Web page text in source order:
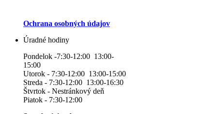
Ochrana osobných údajov
Úradné hodiny
Pondelok -7:30-12:00 13:00-
15:00
Utorok - 7:30-12:00 13:00-15:00
Streda - 7:30-12:00 13:00-16:30
Štvrtok - Nestránkový deň
Piatok - 7:30-12:00